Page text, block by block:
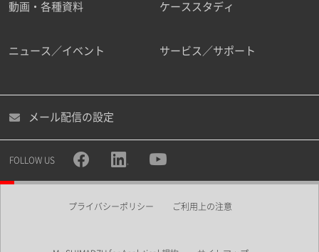
職種
所属部署
動画・各種資料 ケーススタディ
ニュース／イベント サービス／サポート
メール配信の設定
FOLLOW US
プライバシーポリシー ご利用上の注意